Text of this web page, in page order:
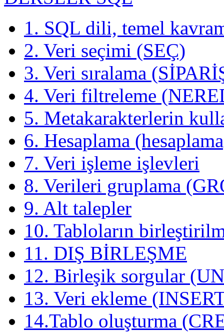
1. SQL dili, temel
2. Veri seçimi (SEÇ)
3. Veri sıralama
4. Veri filtreleme
5. Metakarakterlerin
6. Hesaplama
7. Veri işleme işlevleri
8. Verileri gruplama
9. Alt talepler
10. Tabloların
11. DIŞ BİRLEŞME
12. Birleşik sorgular
13. Veri ekleme
14.Tablo oluşturma